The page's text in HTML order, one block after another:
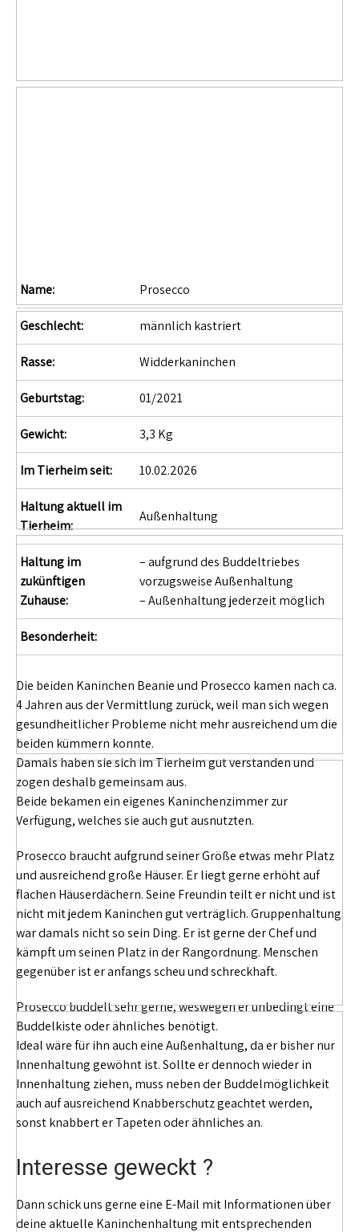
Name: Prosecco
Geschlecht: männlich kastriert
Rasse: Widderkaninchen
Geburtstag: 01/2021
Gewicht: 3,3 Kg
Im Tierheim seit: 10.02.2026
Haltung aktuell im
Tierheim:
Außenhaltung
Haltung im
zukünftigen
Zuhause:
– aufgrund des Buddeltriebes
vorzugsweise Außenhaltung
– Außenhaltung jederzeit möglich
Besonderheit:
Die beiden Kaninchen Beanie und Prosecco kamen nach ca.
4 Jahren aus der Vermittlung zurück, weil man sich wegen
gesundheitlicher Probleme nicht mehr ausreichend um die
beiden kümmern konnte.
Damals haben sie sich im Tierheim gut verstanden und
zogen deshalb gemeinsam aus.
Beide bekamen ein eigenes Kaninchenzimmer zur
Verfügung, welches sie auch gut ausnutzten.
Prosecco braucht aufgrund seiner Größe etwas mehr Platz
und ausreichend große Häuser. Er liegt gerne erhöht auf
flachen Häuserdächern. Seine Freundin teilt er nicht und ist
nicht mit jedem Kaninchen gut verträglich. Gruppenhaltung
war damals nicht so sein Ding. Er ist gerne der Chef und
kämpft um seinen Platz in der Rangordnung. Menschen
gegenüber ist er anfangs scheu und schreckhaft.
Prosecco buddelt sehr gerne, weswegen er unbedingt eine
Buddelkiste oder ähnliches benötigt.
Ideal wäre für ihn auch eine Außenhaltung, da er bisher nur
Innenhaltung gewöhnt ist. Sollte er dennoch wieder in
Innenhaltung ziehen, muss neben der Buddelmöglichkeit
auch auf ausreichend Knabberschutz geachtet werden,
sonst knabbert er Tapeten oder ähnliches an.
Interesse geweckt ?
Dann schick uns gerne eine E-Mail mit Informationen über
deine aktuelle Kaninchenhaltung mit entsprechenden